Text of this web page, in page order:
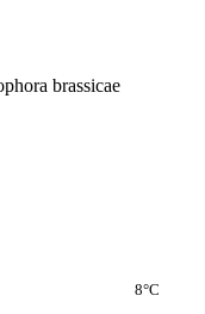
brassicae
8°C